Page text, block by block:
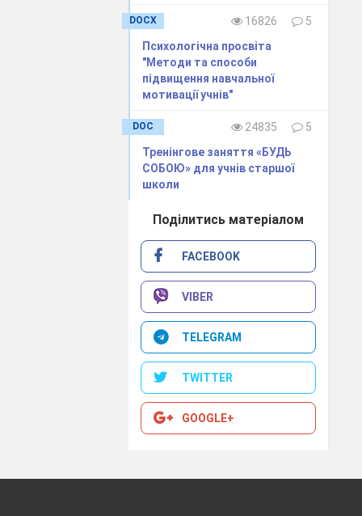
DOCX 16826
5
Психологічна просвіта
"Методи та способи
підвищення навчальної
мотивації учнів"
DOC 24835
5
Тренінгове заняття «БУДЬ
СОБОЮ» для учнів старшої
школи
Поділитись матеріалом
FACEBOOK
VIBER
TELEGRAM
TWITTER
GOOGLE+